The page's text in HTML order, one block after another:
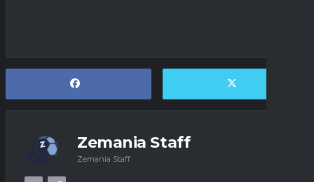
Zemania Staff
Zemania Staff